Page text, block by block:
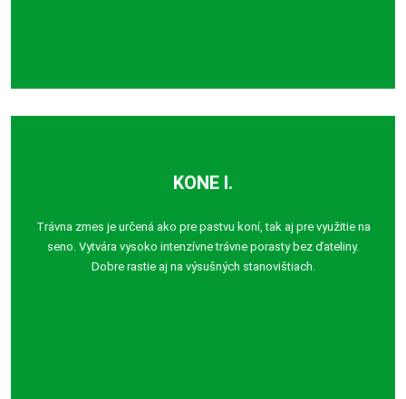
KONE I.
Trávna zmes je určená ako pre pastvu koní, tak aj pre využitie na
seno. Vytvára vysoko intenzívne trávne porasty bez ďateliny.
Dobre rastie aj na výsušných stanovištiach.